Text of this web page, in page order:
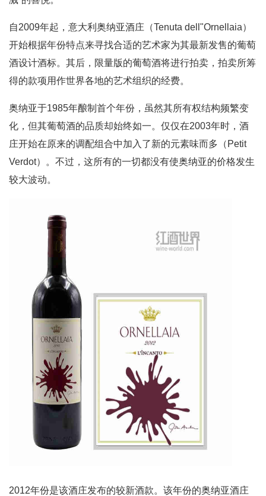
自2009年起，意大利奥纳亚酒庄（Tenuta dell"Ornellaia）
开始根据年份特点来寻找合适的艺术家为其最新发售的葡萄
酒设计酒标。其后，限量版的葡萄酒将进行拍卖，拍卖所筹
得的款项用作世界各地的艺术组织的经费。
奥纳亚于1985年酿制首个年份，虽然其所有权结构频繁变
化，但其葡萄酒的品质却始终如一。仅仅在2003年时，酒
庄开始在原来的调配组合中加入了新的元素味而多（Petit
Verdot）。不过，这所有的一切都没有使奥纳亚的价格发生
较大波动。
2012年份是该酒庄发布的较新酒款。该年份的奥纳亚酒庄